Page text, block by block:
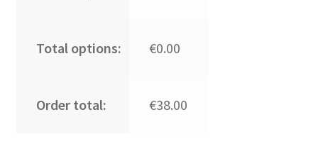
Total options: €0.00
Order total: €38.00